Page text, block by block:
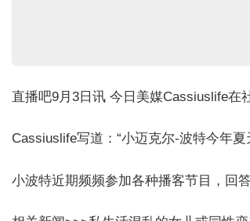
直播吧9月3日讯 今日美媒Cassiuslife在
Cassiuslife写道：“小迈克尔-波特今年
小波特近期频频参加各种播客节目，回